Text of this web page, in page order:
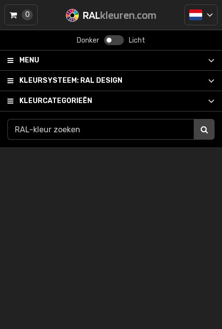
RALkleuren.com
Donker Licht
MENU
KLEURSYSTEEM: RAL DESIGN
KLEURCATEGORIEËN
0